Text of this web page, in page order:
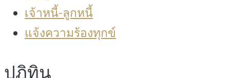
เจ้าหนี้-ลูกหนี้
แจ้งความร้องทุกข์
ปฎิทิน